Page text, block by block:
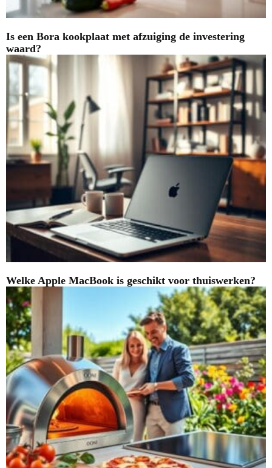
Is een Bora kookplaat met afzuiging de investering
waard?
Welke Apple MacBook is geschikt voor thuiswerken?